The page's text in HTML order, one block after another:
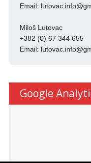
Email:
Miloš Lutovac
+382 (0) 67 344 655
Email:
Google